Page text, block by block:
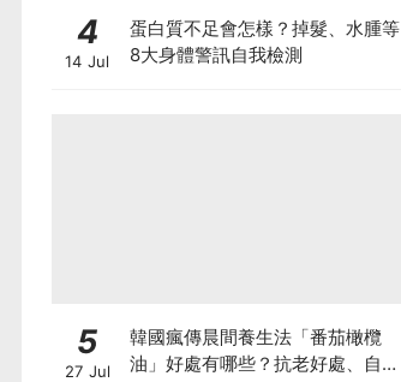
4
14 Jul
蛋白質不足會怎樣？掉髮、水腫等
8大身體警訊自我檢測
5
27 Jul
韓國瘋傳晨間養生法「番茄橄欖
油」好處有哪些？抗老好處、自製